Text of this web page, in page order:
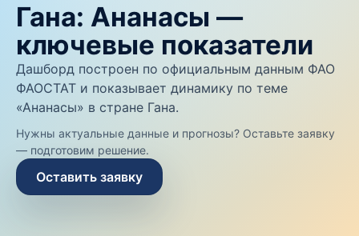
Гана: Ананасы —
ключевые показатели
Дашборд построен по официальным данным ФАО
ФАОСТАТ и показывает динамику по теме
«Ананасы» в стране Гана.
Нужны актуальные данные и прогнозы? Оставьте заявку
— подготовим решение.
Оставить заявку